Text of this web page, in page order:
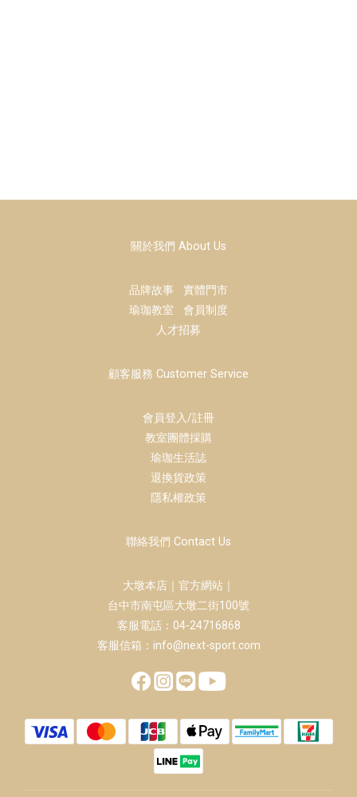
關於我們 About Us
品牌故事 實體門市
瑜珈教室 會員制度
人才招募
顧客服務 Customer Service
會員登入/註冊
教室團體採購
瑜珈生活誌
退換貨政策
隱私權政策
聯絡我們 Contact Us
大墩本店｜官方網站｜
台中市南屯區大墩二街100號
客服電話：04-24716868
客服信箱：info@next-sport.com